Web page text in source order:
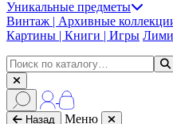
Уникальные предметы
Винтаж | Архивные
Картины | Книги | Игры
Назад
Меню